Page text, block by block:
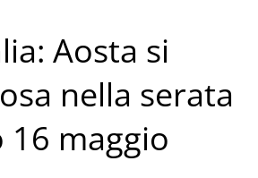
Aosta si
nella serata
16 maggio